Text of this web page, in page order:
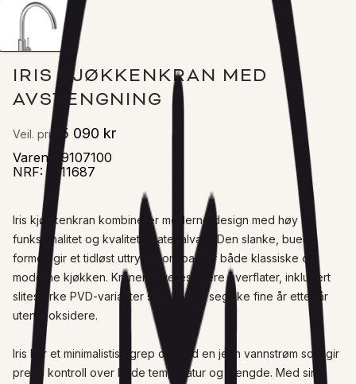
IRIS KJØKKENKRAN MED
AVSTENGNING
Veil. pris 5 090 kr
Varenr
9107100
NRF: 1611687
Iris kjøkkenkran kombinerer moderne design med høy
funksjonalitet og kvalitet i materialvalg. Den slanke, buede
formen gir et tidløst uttrykk som passer både klassiske og
moderne kjøkken. Kranen leveres i flere overflater, inkludert
slitesterke PVD-varianter som holder seg like fine år etter år
uten å oksidere.
Iris har et minimalistisk grep og med en jevn vannstrøm som gir
presis kontroll over både temperatur og mengde. Med sin